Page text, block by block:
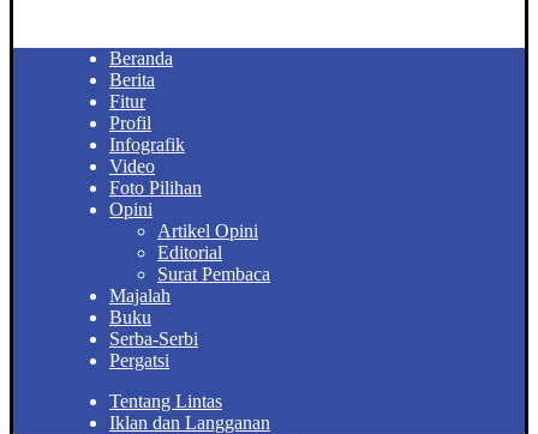
Beranda
Berita
Fitur
Profil
Infografik
Video
Foto Pilihan
Opini
Artikel Opini
Editorial
Surat Pembaca
Majalah
Buku
Serba-Serbi
Pergatsi
Tentang Lintas
Iklan dan Langganan